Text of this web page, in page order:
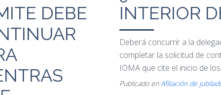
DEBE
INTERIOR
Deberá concurrir a la
completar la solicitud de
IOMA que cite el inicio de
Publicado enAfiliación de